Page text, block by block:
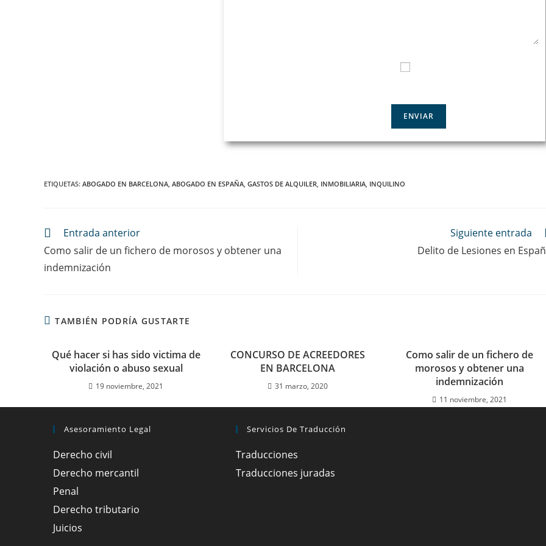
ETIQUETAS: ABOGADO EN BARCELONA, ABOGADO EN ESPAÑA, GASTOS DE ALQUILER, INMOBILIARIA, INQUILINO
Entrada anterior
Como salir de un fichero de morosos y obtener una
indemnización
Siguiente entrada
Delito de Lesiones en
TAMBIÉN PODRÍA GUSTARTE
Qué hacer si has sido victima de
violación o abuso sexual
19 noviembre, 2021
CONCURSO DE ACREEDORES
EN BARCELONA
31 marzo, 2020
Como salir de un fichero de
morosos y obtener una
indemnización
11 noviembre, 2021
Asesoramiento Legal
Derecho civil
Derecho mercantil
Penal
Derecho tributario
Juicios
Servicios De Traducción
Traducciones
Traducciones juradas